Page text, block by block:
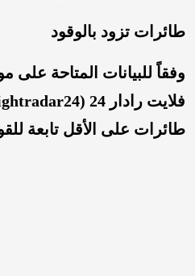
طائرات تزود بالوقود
وفقاً للبيانات المتاحة على
طائرات على الأقل تابعة